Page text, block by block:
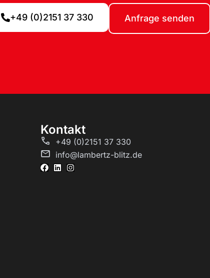
+49 (0)2151 37 330 Anfrage senden
Kontakt
+49 (0)2151 37 330
info@lambertz-blitz.de